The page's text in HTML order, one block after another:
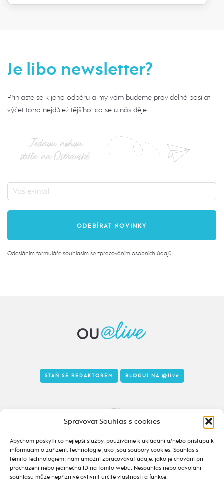
Spravovat Souhlas s cookies
Abychom poskytli co nejlepší služby, používáme k ukládání a/nebo přístupu k
informacím o zařízení, technologie jako jsou soubory cookies. Souhlas s
těmito technologiemi nám umožní zpracovávat údaje, jako je chování při
procházení nebo jedinečná ID na tomto webu. Nesouhlas nebo odvolání
souhlasu může nepříznivě ovlivnit určité vlastnosti a funkce.
Je libo newsletter?
Přihlaste se k jeho odběru a my vám budeme pravidelně posílat
výčet toho nejdůležitějšího, co se u nás děje.
Jednou nohou
stále na Ostravské
Odesláním formuláře souhlasím se zpracováním osobních údajů
Tady to taky žije
STAŇ SE REDAKTOREM BLOGUJ NA @live